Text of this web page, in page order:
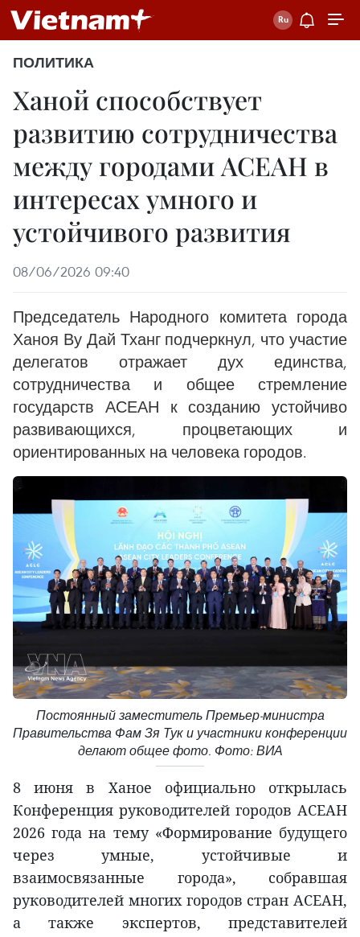
ПОЛИТИКА
Ханой способствует
развитию сотрудничества
между городами АСЕАН в
интересах умного и
устойчивого развития
08/06/2026 09:40
Председатель Народного комитета города
Ханоя Ву Дай Тханг подчеркнул, что участие
делегатов отражает дух единства,
сотрудничества и общее стремление
государств АСЕАН к созданию устойчиво
развивающихся, процветающих и
ориентированных на человека городов.
Постоянный заместитель Премьер-министра
Правительства Фам Зя Тук и участники конференции
делают общее фото. Фото: ВИА
8 июня в Ханое официально открылась
Конференция руководителей городов АСЕАН
2026 года на тему «Формирование будущего
через умные, устойчивые и
взаимосвязанные города», собравшая
руководителей многих городов стран АСЕАН,
а также экспертов, представителей